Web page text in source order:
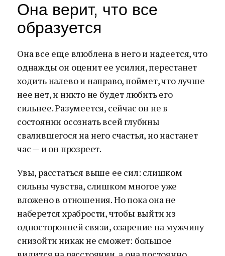
Она верит, что все
образуется
Она все еще влюблена в него и надеется, что
однажды он оценит ее усилия, перестанет
ходить налево и направо, поймет, что лучше
нее нет, и никто не будет любить его
сильнее. Разумеется, сейчас он не в
состоянии осознать всей глубины
свалившегося на него счастья, но настанет
час — и он прозреет.
Увы, расстаться выше ее сил: слишком
сильны чувства, слишком многое уже
вложено в отношения. Но пока она не
наберется храбрости, чтобы выйти из
односторонней связи, озарение на мужчину
снизойти никак не сможет: большое